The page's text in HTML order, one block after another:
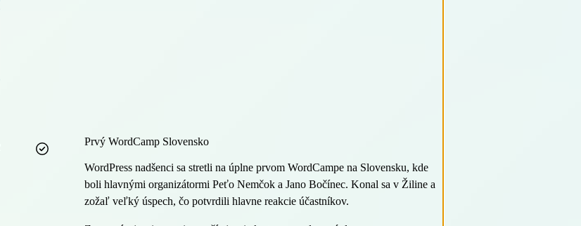
Prvý WordCamp Slovensko
WordPress nadšenci sa stretli na úplne prvom WordCampe na Slovensku, kde
boli hlavnými organizátormi Peťo Nemčok a Jano Bočínec. Konal sa v Žiline a
zožaľ veľký úspech, čo potvrdili hlavne reakcie účastníkov.